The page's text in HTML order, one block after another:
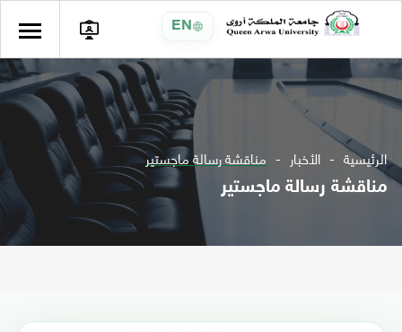
EN
الرئيسية الأخبار مناقشة رسالة ماجستير
مناقشة رسالة ماجستير